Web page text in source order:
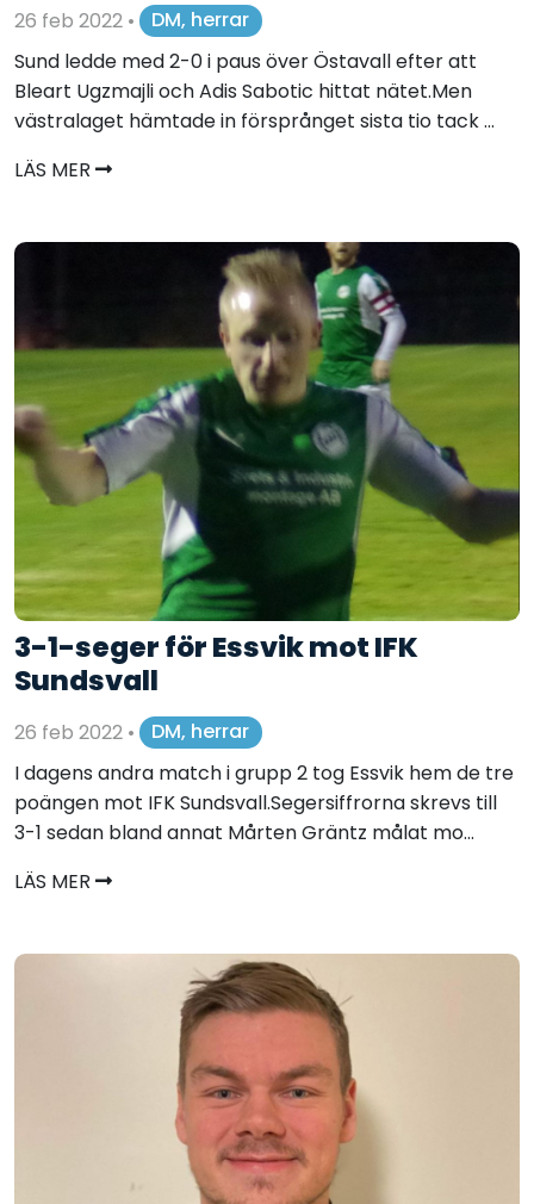
26 feb 2022 •
DM, herrar
Sund ledde med 2-0 i paus över Östavall efter att
Bleart Ugzmajli och Adis Sabotic hittat nätet.Men
västralaget hämtade in försprånget sista tio tack ...
LÄS MER
3-1-seger för Essvik mot IFK
Sundsvall
26 feb 2022 •
DM, herrar
I dagens andra match i grupp 2 tog Essvik hem de tre
poängen mot IFK Sundsvall.Segersiffrorna skrevs till
3-1 sedan bland annat Mårten Gräntz målat mo...
LÄS MER